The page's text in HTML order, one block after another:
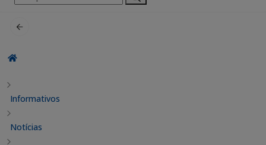
por:
Informativos
Notícias